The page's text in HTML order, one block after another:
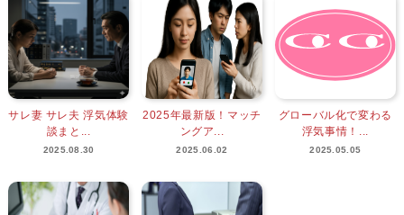
サレ妻 サレ夫 浮気体験
談まと...
2025.08.30
2025年最新版！マッチ
ングア...
2025.06.02
グローバル化で変わる
浮気事情！...
2025.05.05